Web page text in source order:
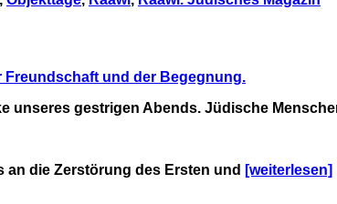
Freundschaft und der Begegnung.
unseres gestrigen Abends. Jüdische
an die Zerstörung des Ersten und [weiterlesen]